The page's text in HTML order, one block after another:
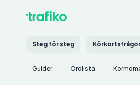
Steg för steg
Guider Ordlista